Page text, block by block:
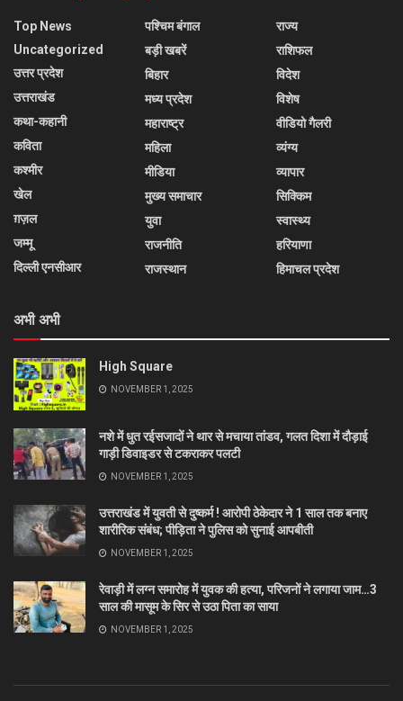
Top News
Uncategorized
उत्तर प्रदेश
उत्तराखंड
कथा-कहानी
कविता
कश्मीर
खेल
ग़ज़ल
जम्मू
दिल्ली एनसीआर
पश्चिम बंगाल
बड़ी खबरें
बिहार
मध्य प्रदेश
महाराष्ट्र
महिला
मीडिया
मुख्य समाचार
युवा
राजनीति
राजस्थान
राज्य
राशिफल
विदेश
विशेष
वीडियो गैलरी
व्यंग्य
व्यापार
सिक्किम
स्वास्थ्य
हरियाणा
हिमाचल प्रदेश
अभी अभी
High Square
NOVEMBER 1, 2025
नशे में धुत रईसजादों ने थार से मचाया तांडव, गलत दिशा में दौड़ाई
गाड़ी डिवाइडर से टकराकर पलटी
NOVEMBER 1, 2025
उत्तराखंड में युवती से दुष्कर्म ! आरोपी ठेकेदार ने 1 साल तक बनाए
शारीरिक संबंध; पीड़िता ने पुलिस को सुनाई आपबीती
NOVEMBER 1, 2025
रेवाड़ी में लग्न समारोह में युवक की हत्या, परिजनों ने लगाया जाम…3
साल की मासूम के सिर से उठा पिता का साया
NOVEMBER 1, 2025